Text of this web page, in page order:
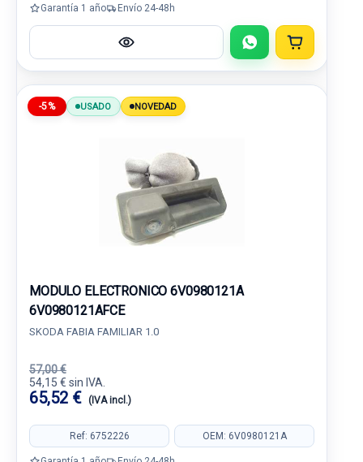
Garantía 1 año Envío 24-48h
-5% USADO NOVEDAD
MODULO ELECTRONICO 6V0980121A
6V0980121AFCE
SKODA FABIA FAMILIAR 1.0
57,00 €
54,15 € sin IVA.
65,52 € (IVA incl.)
Ref: 6752226 OEM: 6V0980121A